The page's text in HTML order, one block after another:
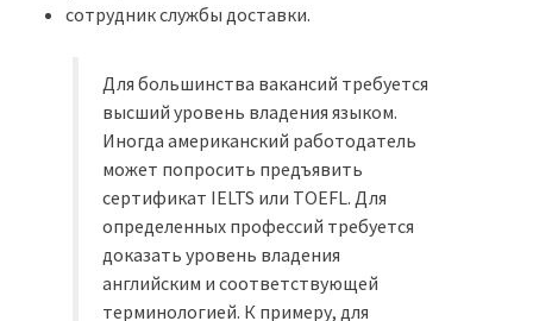
сотрудник службы доставки.
Для большинства вакансий требуется
высший уровень владения языком.
Иногда американский работодатель
может попросить предъявить
сертификат IELTS или TOEFL. Для
определенных профессий требуется
доказать уровень владения
английским и соответствующей
терминологией. К примеру, для